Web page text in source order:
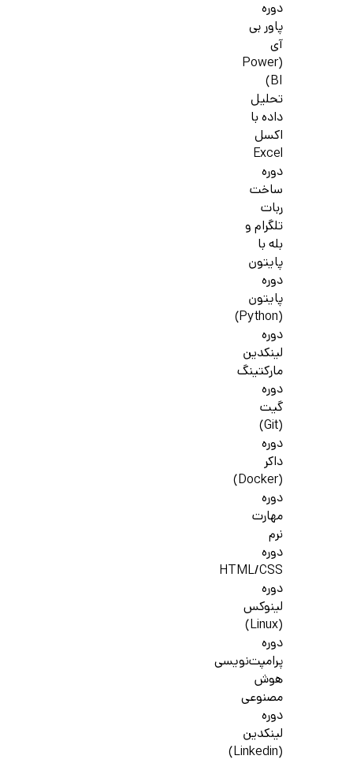
دوره
پاور بی
آی
(Power
BI)
تحلیل
داده با
اکسل
Excel
دوره
ساخت
ربات
تلگرام و
بله با
پایتون
دوره
پایتون
(Python)
دوره
لینکدین
مارکتینگ
دوره
گیت
(Git)
دوره
داکر
(Docker)
دوره
مهارت
نرم
دوره
HTML/CSS
دوره
لینوکس
(Linux)
دوره
پرامپت‌نویسی
هوش
مصنوعی
دوره
لینکدین
(Linkedin)